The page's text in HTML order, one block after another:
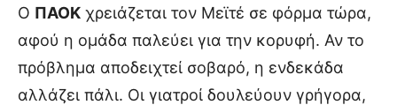
Ο ΠΑΟΚ χρειάζεται τον Μεϊτέ σε φόρμα τώρα,
αφού η ομάδα παλεύει για την κορυφή. Αν το
πρόβλημα αποδειχτεί σοβαρό, η ενδεκάδα
αλλάζει πάλι. Οι γιατροί δουλεύουν γρήγορα,